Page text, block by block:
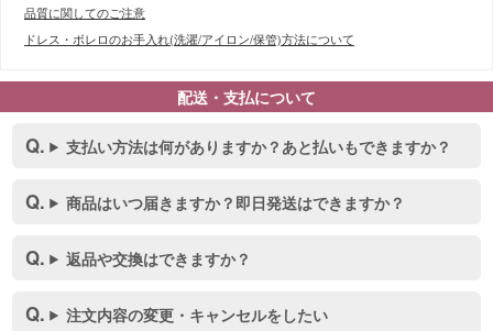
品質に関してのご注意
ドレス・ボレロのお手入れ(洗濯/アイロン/保管)方法について
配送・支払について
支払い方法は何がありますか？あと払いもできますか？
商品はいつ届きますか？即日発送はできますか？
返品や交換はできますか？
注文内容の変更・キャンセルをしたい